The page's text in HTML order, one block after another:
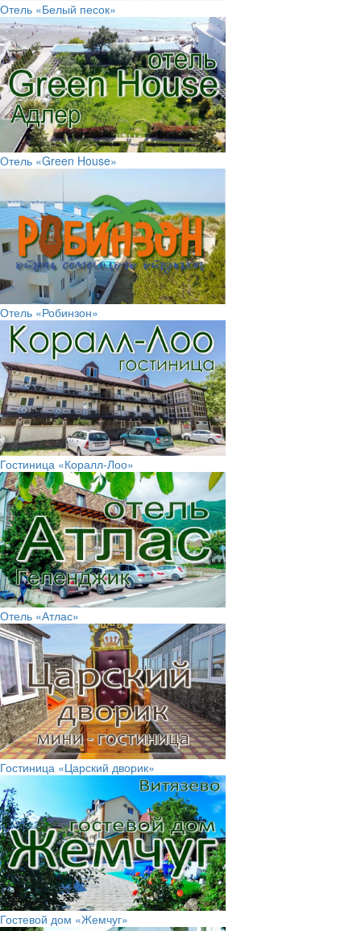
Отель «Белый песок»
Отель «Green House»
Отель «Робинзон»
Гостиница «Коралл-Лоо»
Отель «Атлас»
Гостиница «Царский дворик»
Гостевой дом «Жемчуг»